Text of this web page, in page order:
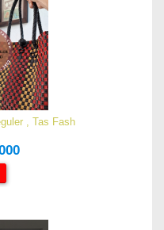
, Tas Fash